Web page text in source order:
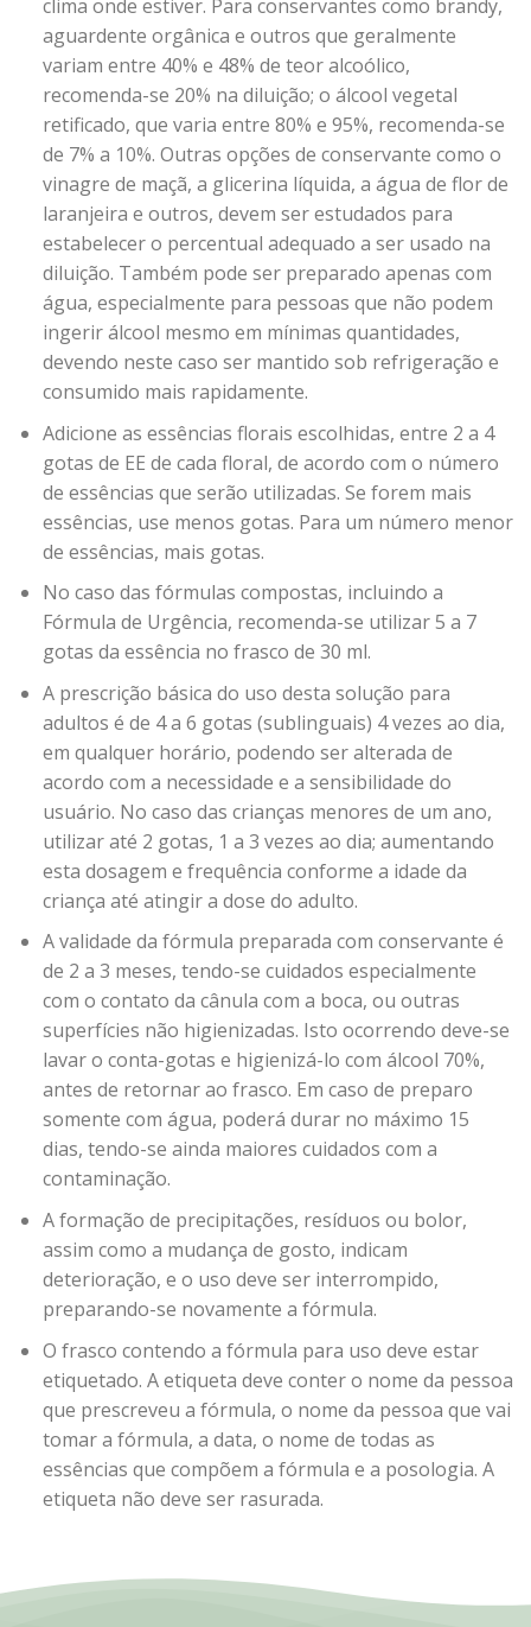
clima onde estiver. Para conservantes como brandy,
aguardente orgânica e outros que geralmente
variam entre 40% e 48% de teor alcoólico,
recomenda-se 20% na diluição; o álcool vegetal
retificado, que varia entre 80% e 95%, recomenda-se
de 7% a 10%. Outras opções de conservante como o
vinagre de maçã, a glicerina líquida, a água de flor de
laranjeira e outros, devem ser estudados para
estabelecer o percentual adequado a ser usado na
diluição. Também pode ser preparado apenas com
água, especialmente para pessoas que não podem
ingerir álcool mesmo em mínimas quantidades,
devendo neste caso ser mantido sob refrigeração e
consumido mais rapidamente.
Adicione as essências florais escolhidas, entre 2 a 4
gotas de EE de cada floral, de acordo com o número
de essências que serão utilizadas. Se forem mais
essências, use menos gotas. Para um número menor
de essências, mais gotas.
No caso das fórmulas compostas, incluindo a
Fórmula de Urgência, recomenda-se utilizar 5 a 7
gotas da essência no frasco de 30 ml.
A prescrição básica do uso desta solução para
adultos é de 4 a 6 gotas (sublinguais) 4 vezes ao dia,
em qualquer horário, podendo ser alterada de
acordo com a necessidade e a sensibilidade do
usuário. No caso das crianças menores de um ano,
utilizar até 2 gotas, 1 a 3 vezes ao dia; aumentando
esta dosagem e frequência conforme a idade da
criança até atingir a dose do adulto.
A validade da fórmula preparada com conservante é
de 2 a 3 meses, tendo-se cuidados especialmente
com o contato da cânula com a boca, ou outras
superfícies não higienizadas. Isto ocorrendo deve-se
lavar o conta-gotas e higienizá-lo com álcool 70%,
antes de retornar ao frasco. Em caso de preparo
somente com água, poderá durar no máximo 15
dias, tendo-se ainda maiores cuidados com a
contaminação.
A formação de precipitações, resíduos ou bolor,
assim como a mudança de gosto, indicam
deterioração, e o uso deve ser interrompido,
preparando-se novamente a fórmula.
O frasco contendo a fórmula para uso deve estar
etiquetado. A etiqueta deve conter o nome da pessoa
que prescreveu a fórmula, o nome da pessoa que vai
tomar a fórmula, a data, o nome de todas as
essências que compõem a fórmula e a posologia. A
etiqueta não deve ser rasurada.